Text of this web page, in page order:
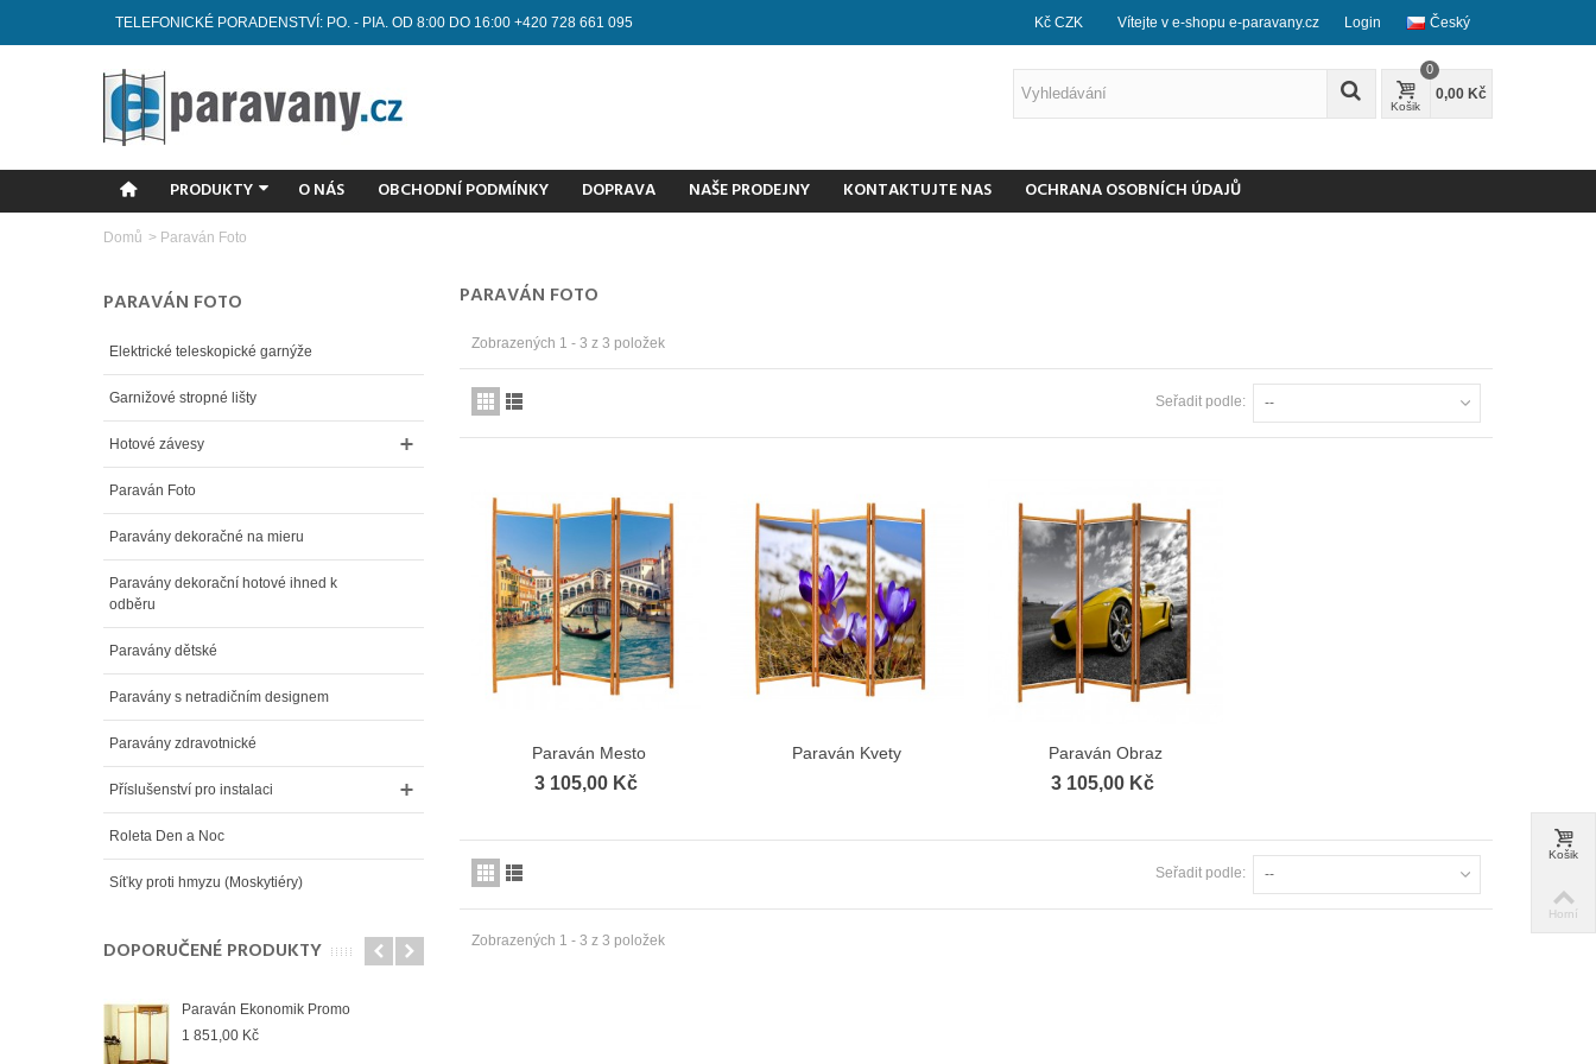
TELEFONICKÉ PORADENSTVÍ: PO. - PIA. OD 8:00 DO 16:00 +420 728 661 095 Český
Vítejte v e-shopu e-paravany.cz Login
Kč CZK
Košik
0
0,00 Kč
PRODUKTY O NÁS OBCHODNÍ PODMÍNKY DOPRAVA NAŠE PRODEJNY KONTAKTUJTE NAS OCHRANA OSOBNÍCH ÚDAJŮ
Domů > Paraván Foto
PARAVÁN FOTO
Elektrické teleskopické garnýže
Garnižové stropné lišty
Hotové závesy
Paraván Foto
Paravány dekoračné na mieru
Paravány dekorační hotové ihned k
odběru
Paravány dětské
Paravány s netradičním designem
Paravány zdravotnické
Příslušenství pro instalaci
Roleta Den a Noc
Síťky proti hmyzu (Moskytiéry)
DOPORUČENÉ PRODUKTY
Paraván Ekonomik Promo
1 851,00 Kč
PARAVÁN FOTO
Zobrazených 1 - 3 z 3 položek
Seřadit podle: --
Zobrazit více
Paraván Mesto
3 105,00 Kč
Zobrazit více
Paraván Kvety Zobrazit více
Paraván Obraz
3 105,00 Kč
Seřadit podle: --
Zobrazených 1 - 3 z 3 položek
Košik
Horní